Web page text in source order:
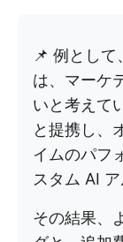
📌 例とし
は、マーケ
いと考えて
と提携し、
イムのパフ
スタム AI
その結果、